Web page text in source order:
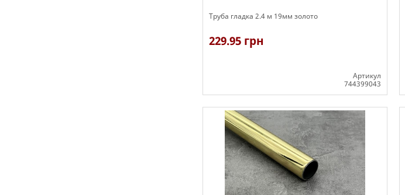
Труба гладка 2.4 м 19мм золото
229.95 грн
Артикул
744399043